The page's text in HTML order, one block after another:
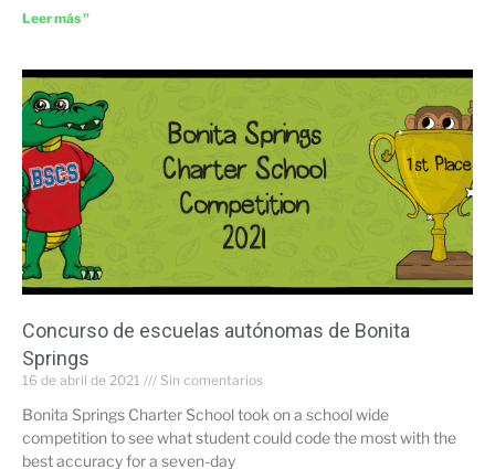
Leer más "
Concurso de escuelas autónomas de Bonita
Springs
16 de abril de 2021 Sin comentarios
Bonita Springs Charter School took on a school wide
competition to see what student could code the most with the
best accuracy for a seven-day